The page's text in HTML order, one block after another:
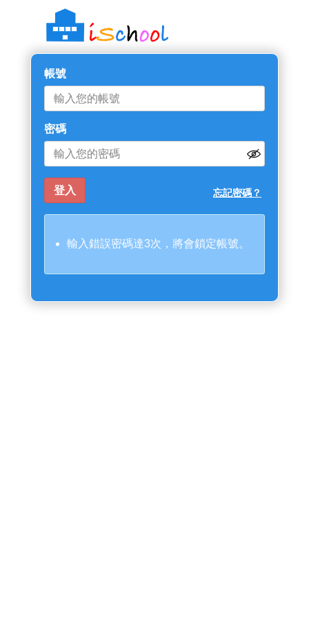
帳號
密碼
忘記密碼？
輸入錯誤密碼達3次，將會鎖定帳號。